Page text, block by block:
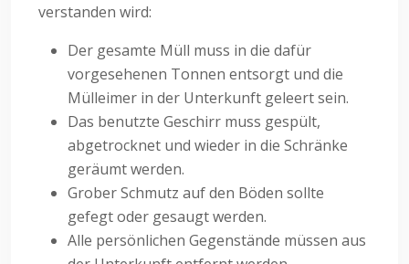
verstanden wird:
Der gesamte Müll muss in die dafür
vorgesehenen Tonnen entsorgt und die
Mülleimer in der Unterkunft geleert sein.
Das benutzte Geschirr muss gespült,
abgetrocknet und wieder in die Schränke
geräumt werden.
Grober Schmutz auf den Böden sollte
gefegt oder gesaugt werden.
Alle persönlichen Gegenstände müssen aus